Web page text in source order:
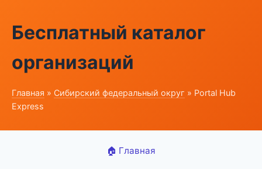
Бесплатный каталог
организаций
Главная » Сибирский федеральный округ » Portal Hub
Express
🏠 Главная